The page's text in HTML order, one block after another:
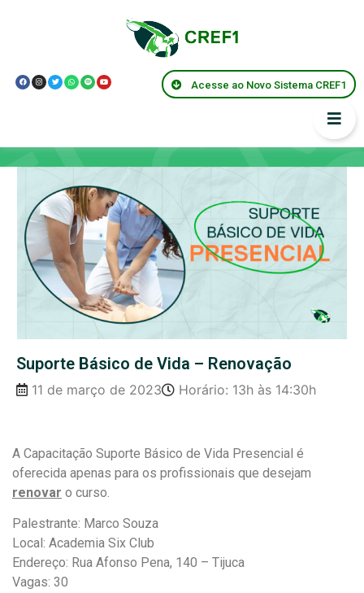
Acesse ao Novo Sistema CREF1
Suporte Básico de Vida – Renovação
11 de março de 2023 Horário: 13h às 14:30h
A Capacitação Suporte Básico de Vida Presencial é
oferecida apenas para os profissionais que desejam
renovar o curso.
Palestrante: Marco Souza
Local: Academia Six Club
Endereço: Rua Afonso Pena, 140 – Tijuca
Vagas: 30